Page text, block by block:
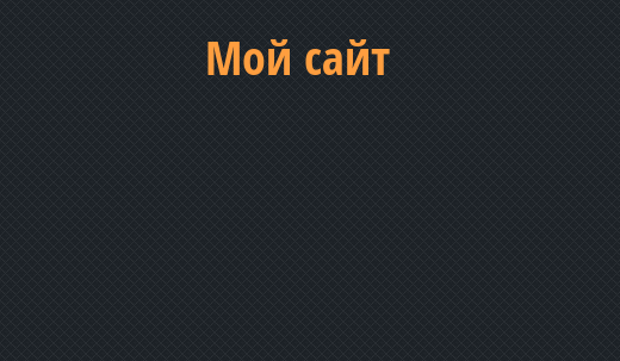
Мой сайт